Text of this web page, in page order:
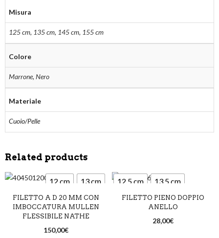
Misura
125 cm, 135 cm, 145 cm, 155 cm
Colore
Marrone, Nero
Materiale
Cuoio/Pelle
Related products
12 cm 13 cm
FILETTO A D 20 MM CON
IMBOCCATURA MULLEN
FLESSIBILE NATHE
150,00€
12,5 cm
13,5 cm
14,5 cm
FILETTO PIENO DOPPIO
ANELLO
28,00€